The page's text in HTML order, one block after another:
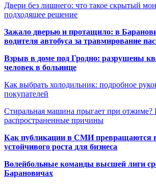
Двери без лишнего: что такое скрытый
подходящее решение
Зажало дверью и протащило: в
водителя автобуса за травмирование
Взрыв в доме под Гродно: разрушены
человек в больнице
Как выбрать холодильник: подробное
покупателей
Стиральная машина прыгает при отжиме?
распространенные причины
Как публикации в СМИ превращаются
устойчивого роста для бизнеса
Волейбольные команды высшей лиги
Барановичах